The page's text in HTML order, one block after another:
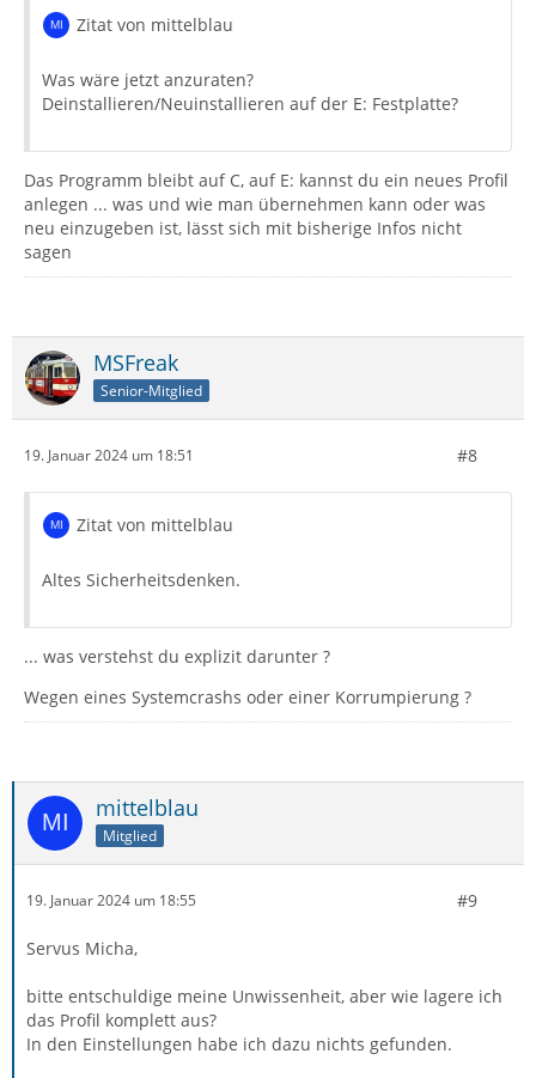
Zitat von mittelblau
Was wäre jetzt anzuraten?
Deinstallieren/Neuinstallieren auf der E: Festplatte?
Das Programm bleibt auf C, auf E: kannst du ein neues Profil
anlegen ... was und wie man übernehmen kann oder was
neu einzugeben ist, lässt sich mit bisherige Infos nicht
sagen
MSFreak
Senior-Mitglied
19. Januar 2024 um 18:51 #8
Zitat von mittelblau
Altes Sicherheitsdenken.
... was verstehst du explizit darunter ?
Wegen eines Systemcrashs oder einer Korrumpierung ?
mittelblau
Mitglied
19. Januar 2024 um 18:55 #9
Servus Micha,
bitte entschuldige meine Unwissenheit, aber wie lagere ich
das Profil komplett aus?
In den Einstellungen habe ich dazu nichts gefunden.